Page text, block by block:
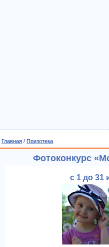
Главная / Призотека
Фотоконкурс
с 1 до 31